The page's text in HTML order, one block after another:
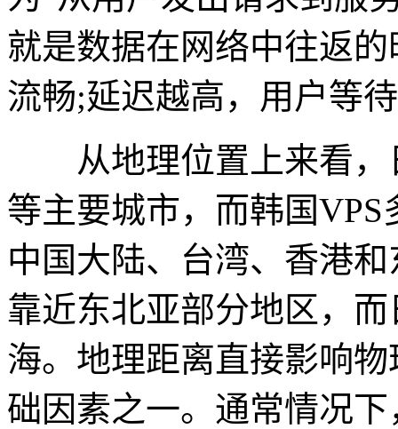
就是数据在网络中往返
流畅;延迟越高，用户等
从地理位置上来看，
等主要城市，而韩国
中国大陆、台湾、香港
靠近东北亚部分地区，
海。地理距离直接影响
础因素之一。通常情况